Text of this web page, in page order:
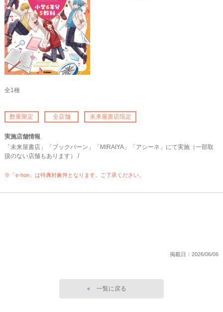
全1種
数量限定 全店舗 未来屋書店限定
実施店舗情報
「未来屋書店」「ブックバーン」「MIRAIYA」「アシーネ」にて実施（一部取
扱のない店舗もあります） /
※「e-hon」は特典対象外となります。ご了承ください。
掲載日：2026/06/06
一覧に戻る